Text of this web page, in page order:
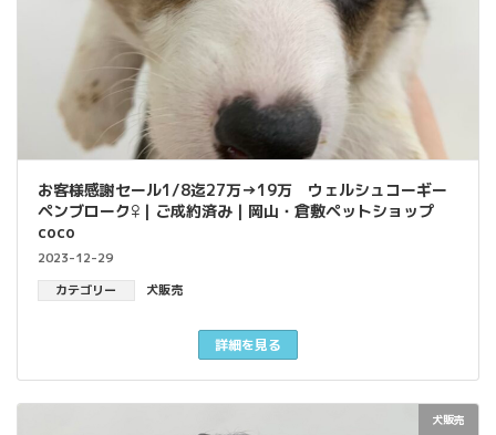
お客様感謝セール1/8迄27万→19万 ウェルシュコーギー
ペンブローク♀｜ご成約済み｜岡山・倉敷ペットショップ
coco
2023-12-29
カテゴリー
犬販売
詳細を見る
犬販売